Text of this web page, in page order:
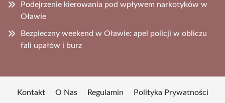
Podejrzenie kierowania pod wpływem narkotyków w
Oławie
Bezpieczny weekend w Oławie: apel policji w obliczu
fali upałów i burz
Kontakt O Nas Regulamin Polityka Prywatności